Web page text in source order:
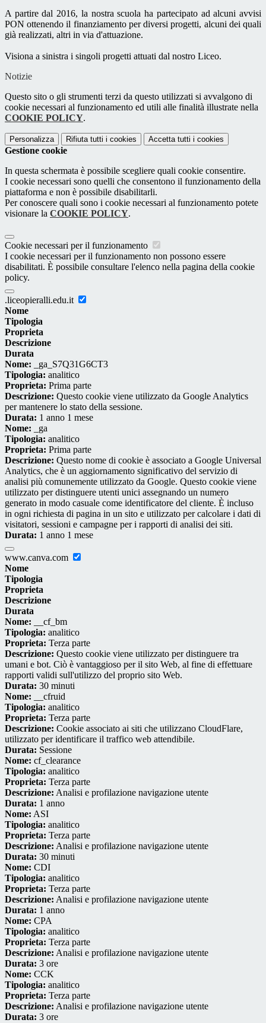
A partire dal 2016, la nostra scuola ha partecipato ad alcuni avvisi
PON ottenendo il finanziamento per diversi progetti, alcuni dei quali
già realizzati, altri in via d'attuazione.
Visiona a sinistra i singoli progetti attuati dal nostro Liceo.
Notizie
Questo sito o gli strumenti terzi da questo utilizzati si avvalgono di
cookie necessari al funzionamento ed utili alle finalità illustrate nella
COOKIE POLICY.
Personalizza Rifiuta tutti i cookies Accetta tutti i cookies
Gestione cookie
In questa schermata è possibile scegliere quali cookie consentire.
I cookie necessari sono quelli che consentono il funzionamento della
piattaforma e non è possibile disabilitarli.
Per conoscere quali sono i cookie necessari al funzionamento potete
visionare la COOKIE POLICY.
Cookie necessari per il funzionamento
I cookie necessari per il funzionamento non possono essere
disabilitati. È possibile consultare l'elenco nella pagina della cookie
policy.
.liceopieralli.edu.it
Nome
Tipologia
Proprieta
Descrizione
Durata
Nome: _ga_S7Q31G6CT3
Tipologia: analitico
Proprieta: Prima parte
Descrizione: Questo cookie viene utilizzato da Google Analytics
per mantenere lo stato della sessione.
Durata: 1 anno 1 mese
Nome: _ga
Tipologia: analitico
Proprieta: Prima parte
Descrizione: Questo nome di cookie è associato a Google Universal
Analytics, che è un aggiornamento significativo del servizio di
analisi più comunemente utilizzato da Google. Questo cookie viene
utilizzato per distinguere utenti unici assegnando un numero
generato in modo casuale come identificatore del cliente. È incluso
in ogni richiesta di pagina in un sito e utilizzato per calcolare i dati di
visitatori, sessioni e campagne per i rapporti di analisi dei siti.
Durata: 1 anno 1 mese
www.canva.com
Nome
Tipologia
Proprieta
Descrizione
Durata
Nome: __cf_bm
Tipologia: analitico
Proprieta: Terza parte
Descrizione: Questo cookie viene utilizzato per distinguere tra
umani e bot. Ciò è vantaggioso per il sito Web, al fine di effettuare
rapporti validi sull'utilizzo del proprio sito Web.
Durata: 30 minuti
Nome: __cfruid
Tipologia: analitico
Proprieta: Terza parte
Descrizione: Cookie associato ai siti che utilizzano CloudFlare,
utilizzato per identificare il traffico web attendibile.
Durata: Sessione
Nome: cf_clearance
Tipologia: analitico
Proprieta: Terza parte
Descrizione: Analisi e profilazione navigazione utente
Durata: 1 anno
Nome: ASI
Tipologia: analitico
Proprieta: Terza parte
Descrizione: Analisi e profilazione navigazione utente
Durata: 30 minuti
Nome: CDI
Tipologia: analitico
Proprieta: Terza parte
Descrizione: Analisi e profilazione navigazione utente
Durata: 1 anno
Nome: CPA
Tipologia: analitico
Proprieta: Terza parte
Descrizione: Analisi e profilazione navigazione utente
Durata: 3 ore
Nome: CCK
Tipologia: analitico
Proprieta: Terza parte
Descrizione: Analisi e profilazione navigazione utente
Durata: 3 ore